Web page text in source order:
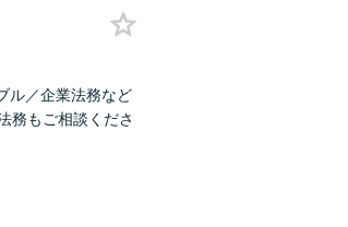
ル／企業法務など
務もご相談くださ